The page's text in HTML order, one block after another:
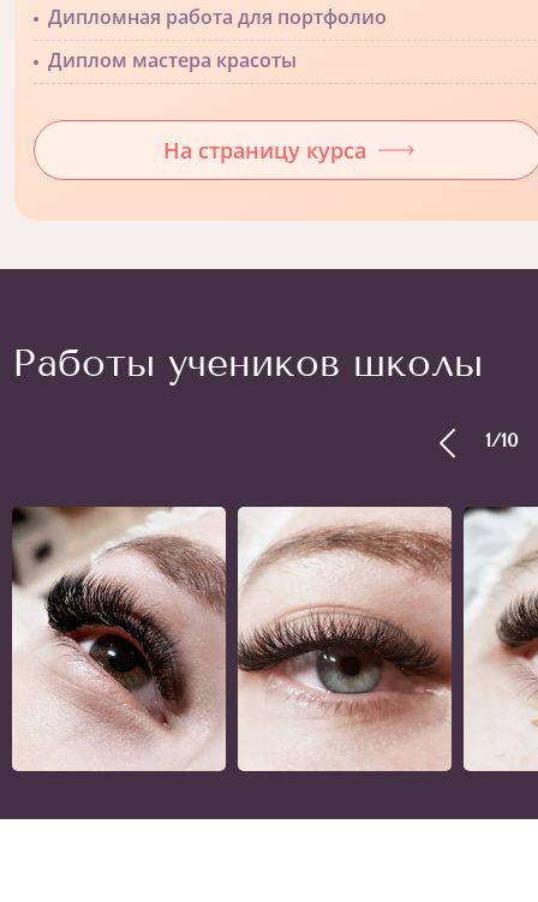
Дипломная работа для портфолио
Диплом мастера красоты
На страницу курса
Работы учеников школы
1/10